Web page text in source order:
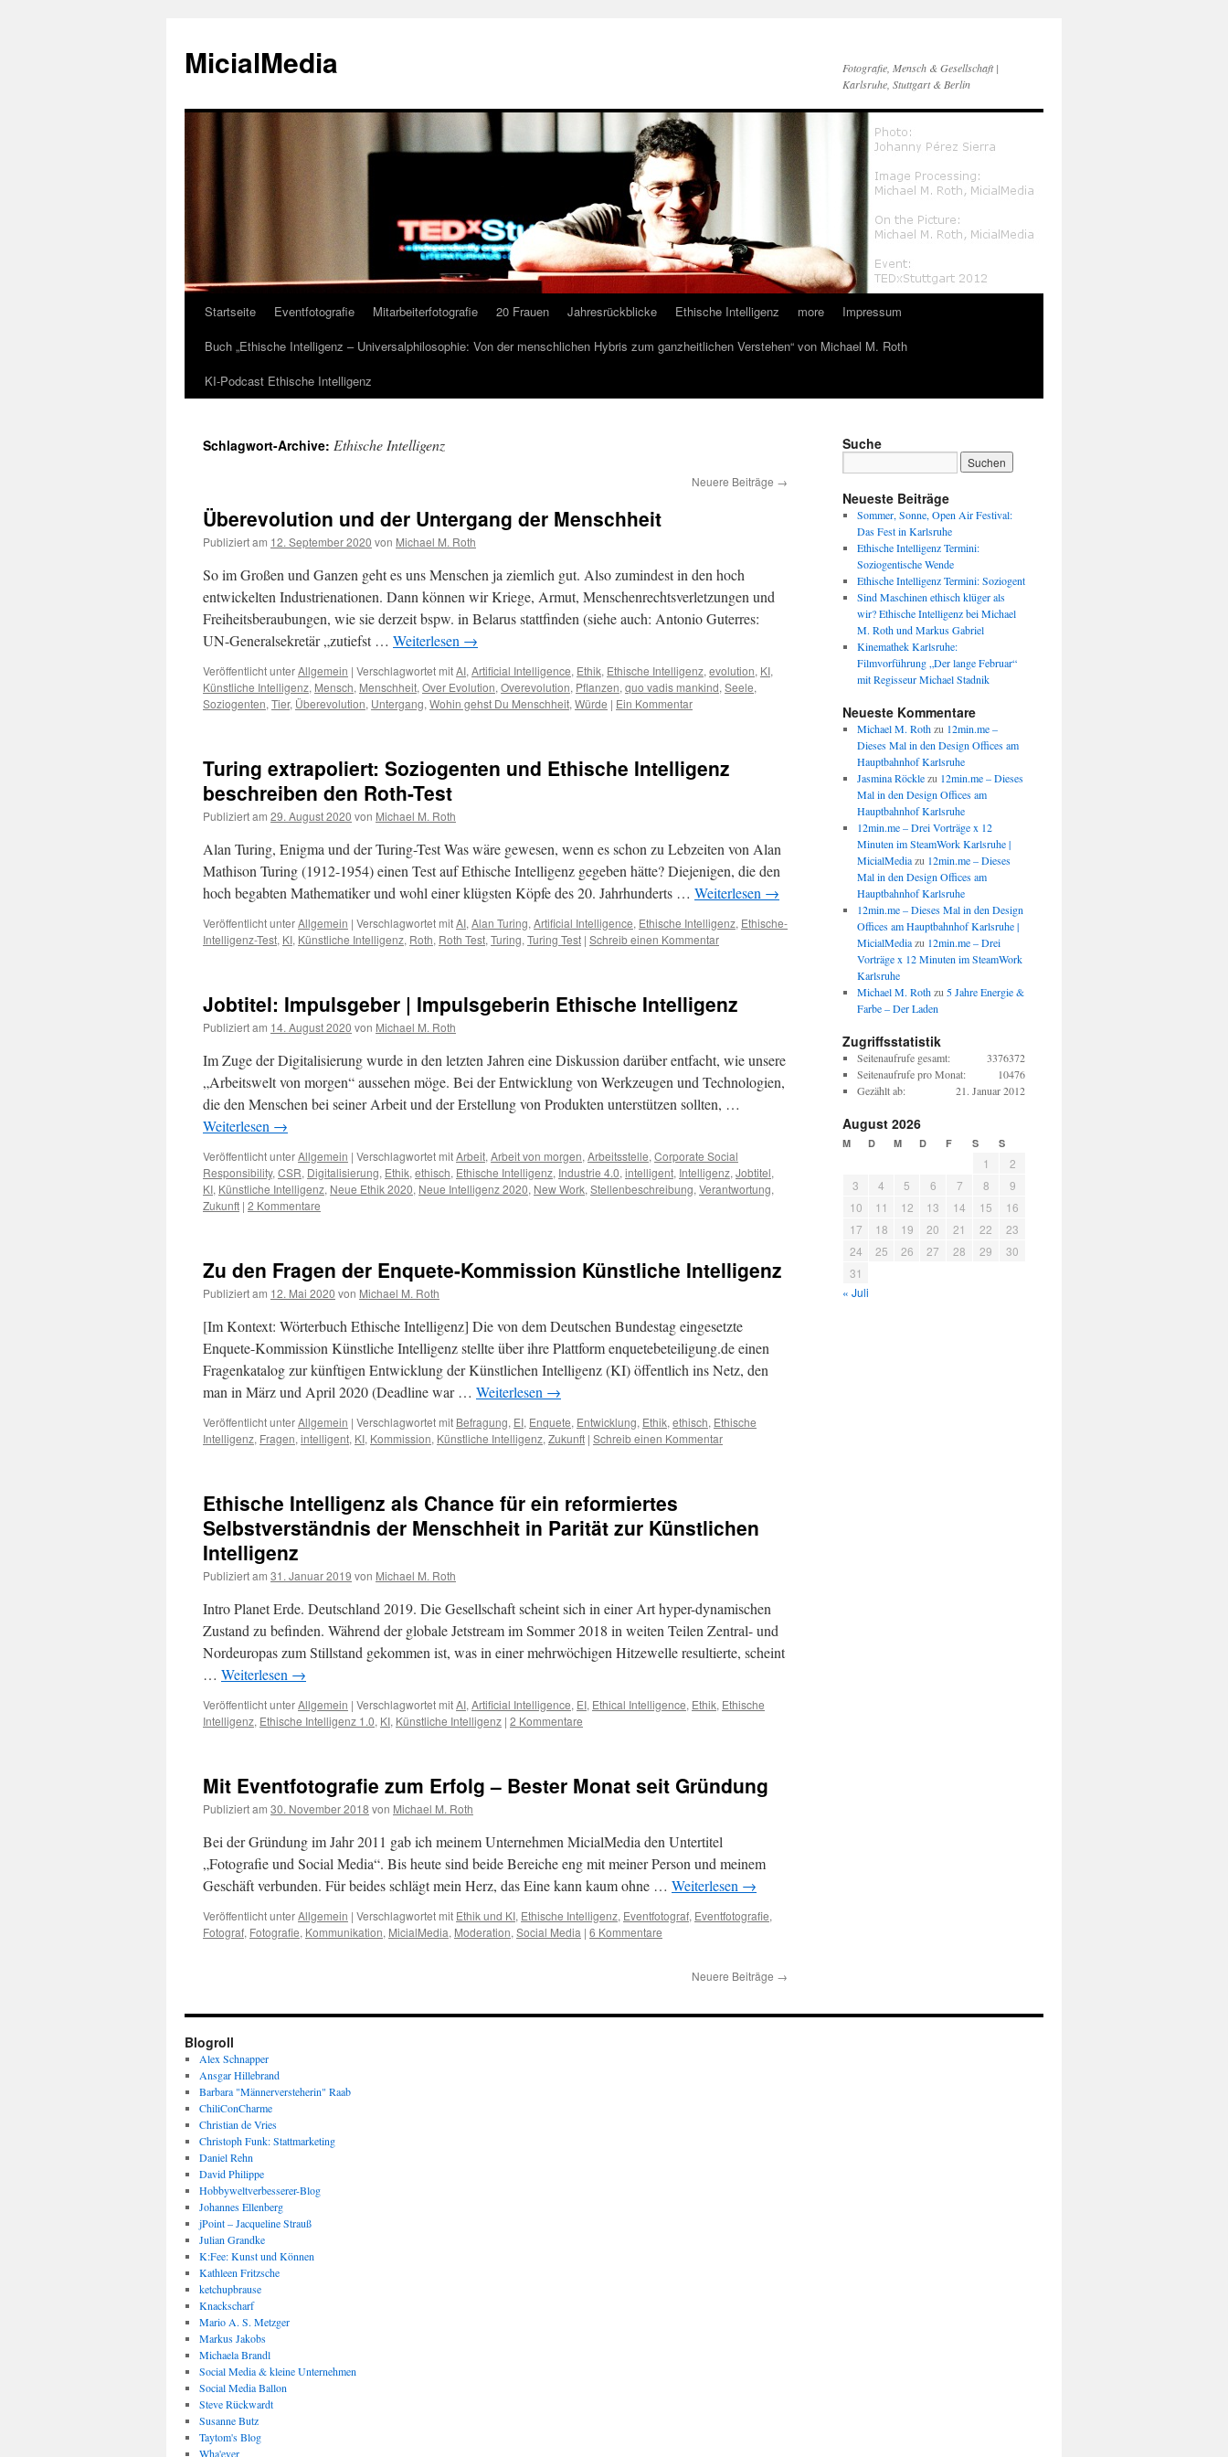
MicialMedia
Fotografie, Mensch & Gesellschaft |
Karlsruhe, Stuttgart & Berlin
Zum
Inhalt
springen
Startseite Eventfotografie Mitarbeiterfotografie 20 Frauen Jahresrückblicke Ethische Intelligenz more
Impressum
Buch „Ethische Intelligenz – Universalphilosophie: Von der menschlichen Hybris zum ganzheitlichen Verstehen“ von Michael M. Roth
KI-Podcast Ethische Intelligenz
Schlagwort-Archive: Ethische Intelligenz
Neuere Beiträge →
Überevolution und der Untergang der Menschheit
Publiziert am 12. September 2020 von Michael M. Roth
So im Großen und Ganzen geht es uns Menschen ja ziemlich gut. Also zumindest in den hoch
entwickelten Industrienationen. Dann können wir Kriege, Armut, Menschenrechtsverletzungen und
Freiheitsberaubungen, wie sie derzeit bspw. in Belarus stattfinden (siehe auch: Antonio Guterres:
UN-Generalsekretär „zutiefst … Weiterlesen →
Veröffentlicht unterAllgemein | Verschlagwortet mitAI, Artificial Intelligence, Ethik, Ethische Intelligenz, evolution, KI,
Künstliche Intelligenz, Mensch, Menschheit, Over Evolution, Overevolution, Pflanzen, quo vadis mankind, Seele,
Soziogenten, Tier, Überevolution, Untergang, Wohin gehst Du Menschheit, Würde | Ein Kommentar
Turing extrapoliert: Soziogenten und Ethische Intelligenz
beschreiben den Roth-Test
Publiziert am 29. August 2020 von Michael M. Roth
Alan Turing, Enigma und der Turing-Test Was wäre gewesen, wenn es schon zu Lebzeiten von Alan
Mathison Turing (1912-1954) einen Test auf Ethische Intelligenz gegeben hätte? Diejenigen, die den
hoch begabten Mathematiker und wohl einer klügsten Köpfe des 20. Jahrhunderts … Weiterlesen →
Veröffentlicht unterAllgemein | Verschlagwortet mitAI, Alan Turing, Artificial Intelligence, Ethische Intelligenz, Ethische-
Intelligenz-Test, KI, Künstliche Intelligenz, Roth, Roth Test, Turing, Turing Test | Schreib einen Kommentar
Jobtitel: Impulsgeber | Impulsgeberin Ethische Intelligenz
Publiziert am 14. August 2020 von Michael M. Roth
Im Zuge der Digitalisierung wurde in den letzten Jahren eine Diskussion darüber entfacht, wie unsere
„Arbeitswelt von morgen“ aussehen möge. Bei der Entwicklung von Werkzeugen und Technologien,
die den Menschen bei seiner Arbeit und der Erstellung von Produkten unterstützen sollten, …
Weiterlesen →
Veröffentlicht unterAllgemein | Verschlagwortet mitArbeit, Arbeit von morgen, Arbeitsstelle, Corporate Social
Responsibility, CSR, Digitalisierung, Ethik, ethisch, Ethische Intelligenz, Industrie 4.0, intelligent, Intelligenz, Jobtitel,
KI, Künstliche Intelligenz, Neue Ethik 2020, Neue Intelligenz 2020, New Work, Stellenbeschreibung, Verantwortung,
Zukunft | 2 Kommentare
Zu den Fragen der Enquete-Kommission Künstliche Intelligenz
Publiziert am 12. Mai 2020 von Michael M. Roth
[Im Kontext: Wörterbuch Ethische Intelligenz] Die von dem Deutschen Bundestag eingesetzte
Enquete-Kommission Künstliche Intelligenz stellte über ihre Plattform enquetebeteiligung.de einen
Fragenkatalog zur künftigen Entwicklung der Künstlichen Intelligenz (KI) öffentlich ins Netz, den
man in März und April 2020 (Deadline war … Weiterlesen →
Veröffentlicht unterAllgemein | Verschlagwortet mit Befragung, EI, Enquete, Entwicklung, Ethik, ethisch, Ethische
Intelligenz, Fragen, intelligent, KI, Kommission, Künstliche Intelligenz, Zukunft | Schreib einen Kommentar
Ethische Intelligenz als Chance für ein reformiertes
Selbstverständnis der Menschheit in Parität zur Künstlichen
Intelligenz
Publiziert am 31. Januar 2019 von Michael M. Roth
Intro Planet Erde. Deutschland 2019. Die Gesellschaft scheint sich in einer Art hyper-dynamischen
Zustand zu befinden. Während der globale Jetstream im Sommer 2018 in weiten Teilen Zentral- und
Nordeuropas zum Stillstand gekommen ist, was in einer mehrwöchigen Hitzewelle resultierte, scheint
… Weiterlesen →
Veröffentlicht unterAllgemein | Verschlagwortet mitAI, Artificial Intelligence, EI, Ethical Intelligence, Ethik, Ethische
Intelligenz, Ethische Intelligenz 1.0, KI, Künstliche Intelligenz | 2 Kommentare
Mit Eventfotografie zum Erfolg – Bester Monat seit Gründung
Publiziert am 30. November 2018 von Michael M. Roth
Bei der Gründung im Jahr 2011 gab ich meinem Unternehmen MicialMedia den Untertitel
„Fotografie und Social Media“. Bis heute sind beide Bereiche eng mit meiner Person und meinem
Geschäft verbunden. Für beides schlägt mein Herz, das Eine kann kaum ohne … Weiterlesen →
Veröffentlicht unterAllgemein | Verschlagwortet mit Ethik und KI, Ethische Intelligenz, Eventfotograf, Eventfotografie,
Fotograf, Fotografie, Kommunikation, MicialMedia, Moderation, Social Media | 6 Kommentare
Neuere Beiträge →
Suche
Neueste Beiträge
Sommer, Sonne, Open Air Festival:
Das Fest in Karlsruhe
Ethische Intelligenz Termini:
Soziogentische Wende
Ethische Intelligenz Termini: Soziogent
Sind Maschinen ethisch klüger als
wir? Ethische Intelligenz bei Michael
M. Roth und Markus Gabriel
Kinemathek Karlsruhe:
Filmvorführung „Der lange Februar“
mit Regisseur Michael Stadnik
Neueste Kommentare
Michael M. Rothzu 12min.me –
Dieses Mal in den Design Offices am
Hauptbahnhof Karlsruhe
Jasmina Röcklezu 12min.me – Dieses
Mal in den Design Offices am
Hauptbahnhof Karlsruhe
12min.me – Drei Vorträge x 12
Minuten im SteamWork Karlsruhe |
MicialMediazu 12min.me – Dieses
Mal in den Design Offices am
Hauptbahnhof Karlsruhe
12min.me – Dieses Mal in den Design
Offices am Hauptbahnhof Karlsruhe |
MicialMediazu 12min.me – Drei
Vorträge x 12 Minuten im SteamWork
Karlsruhe
Michael M. Rothzu 5 Jahre Energie &
Farbe – Der Laden
Zugriffsstatistik
3376372
Seitenaufrufe gesamt:
10476
Seitenaufrufe pro Monat:
21. Januar 2012
Gezählt ab:
August 2026
M D M D F S S
1
2
3
4 5 6 7 8
9
10
11 12 13 14 15
16
17
18 19 20 21 22
23
24
25 26 27 28 29
30
31
« Juli
Blogroll
Alex Schnapper
Ansgar Hillebrand
Barbara "Männerversteherin" Raab
ChiliConCharme
Christian de Vries
Christoph Funk: Stattmarketing
Daniel Rehn
David Philippe
Hobbyweltverbesserer-Blog
Johannes Ellenberg
jPoint – Jacqueline Strauß
Julian Grandke
K:Fee: Kunst und Können
Kathleen Fritzsche
ketchupbrause
Knackscharf
Mario A. S. Metzger
Markus Jakobs
Michaela Brandl
Social Media & kleine Unternehmen
Social Media Ballon
Steve Rückwardt
Susanne Butz
Taytom's Blog
Wha'ever